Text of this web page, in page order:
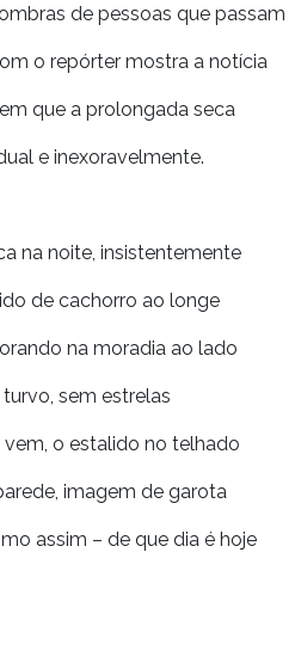
de pessoas que passam
o repórter mostra a notícia
que a prolongada seca
e inexoravelmente.
na noite, insistentemente
de cachorro ao longe
na moradia ao lado
sem estrelas
o estalido no telhado
imagem de garota
assim – de que dia é hoje